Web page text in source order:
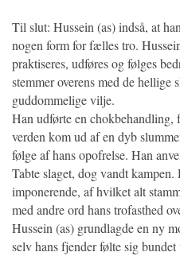
Til slut: Hussein (as) indså, at
nogen form for fælles tro.
praktiseres, udføres og følges
stemmer overens med de
guddommelige vilje.
Han udførte en chokbehandling,
verden kom ud af en dyb
følge af hans opofrelse. Han
Tabte slaget, dog vandt
imponerende, af hvilket alt
med andre ord hans trofasthed
Hussein (as) grundlagde en ny
selv hans fjender følte sig